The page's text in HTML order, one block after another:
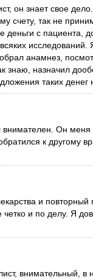
он знает свое
счету, так не
деньги с пациента,
анамнез,
знаю, назначил
таких денег
Он меня
к другому
и
четко и по делу. Я
внимательный, в